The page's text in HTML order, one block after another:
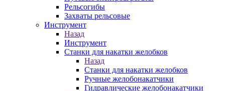
Рельсогибы
Захваты рельсовые
Инструмент
Назад
Инструмент
Станки для накатки желобков
Назад
Станки для накатки желобков
Ручные желобонакатчики
Гидравлические желобонакатчики